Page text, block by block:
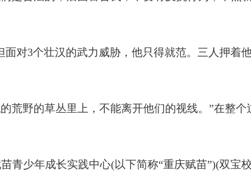
3个壮汉的武力威胁，他只得就范。三人押着他
野的草丛里上，不能离开他们的视线。”在整个
少年成长实践中心(以下简称“重庆赋苗”)(双宝